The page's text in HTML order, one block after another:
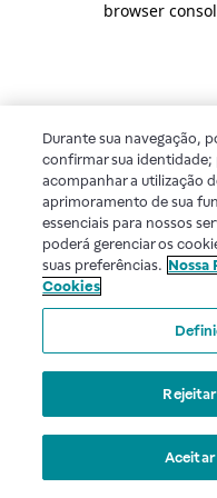
browser
Durante sua navegação,
confirmar sua identidade;
acompanhar a utilização
aprimoramento de sua
essenciais para nossos
poderá gerenciar os
suas preferências. Nossa
Cookies
Aceitar